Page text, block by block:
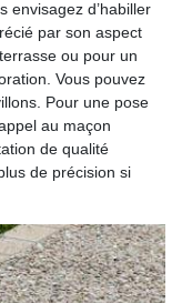
envisagez d’habiller
par son aspect
ou pour un
Vous pouvez
Pour une pose
au maçon
de qualité
de précision si